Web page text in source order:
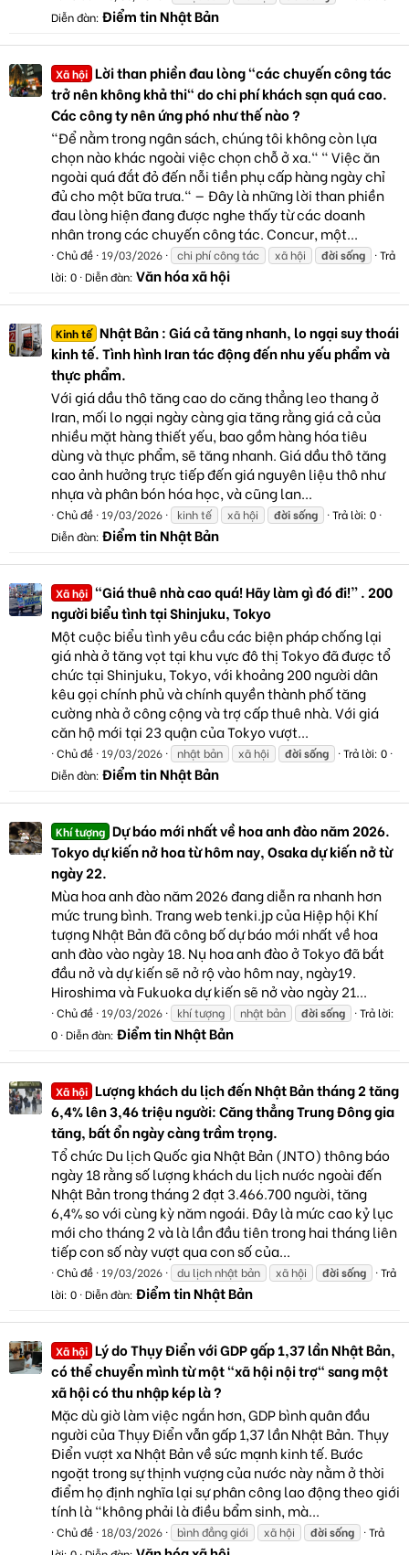
Diễn đàn: Điểm tin Nhật Bản
Xã hội Lời than phiền đau lòng "các chuyến công tác
trở nên không khả thi" do chi phí khách sạn quá cao.
Các công ty nên ứng phó như thế nào ?
"Để nằm trong ngân sách, chúng tôi không còn lựa
chọn nào khác ngoài việc chọn chỗ ở xa." " Việc ăn
ngoài quá đắt đỏ đến nỗi tiền phụ cấp hàng ngày chỉ
đủ cho một bữa trưa." — Đây là những lời than phiền
đau lòng hiện đang được nghe thấy từ các doanh
nhân trong các chuyến công tác. Concur, một...
Chủ đề 19/03/2026 chi phí công tác xã hội đờisống
Trả
lời: 0 Diễn đàn: Văn hóa xã hội
Kinh tế Nhật Bản : Giá cả tăng nhanh, lo ngại suy thoái
kinh tế. Tình hình Iran tác động đến nhu yếu phẩm và
thực phẩm.
Với giá dầu thô tăng cao do căng thẳng leo thang ở
Iran, mối lo ngại ngày càng gia tăng rằng giá cả của
nhiều mặt hàng thiết yếu, bao gồm hàng hóa tiêu
dùng và thực phẩm, sẽ tăng nhanh. Giá dầu thô tăng
cao ảnh hưởng trực tiếp đến giá nguyên liệu thô như
nhựa và phân bón hóa học, và cũng lan...
Chủ đề 19/03/2026 kinh tế xã hội đờisống
Trả lời: 0
Diễn đàn: Điểm tin Nhật Bản
Xã hội “Giá thuê nhà cao quá! Hãy làm gì đó đi!” . 200
người biểu tình tại Shinjuku, Tokyo
Một cuộc biểu tình yêu cầu các biện pháp chống lại
giá nhà ở tăng vọt tại khu vực đô thị Tokyo đã được tổ
chức tại Shinjuku, Tokyo, với khoảng 200 người dân
kêu gọi chính phủ và chính quyền thành phố tăng
cường nhà ở công cộng và trợ cấp thuê nhà. Với giá
căn hộ mới tại 23 quận của Tokyo vượt...
Chủ đề 19/03/2026 nhật bản xã hội đờisống
Trả lời: 0
Diễn đàn: Điểm tin Nhật Bản
Khí tượng Dự báo mới nhất về hoa anh đào năm 2026.
Tokyo dự kiến nở hoa từ hôm nay, Osaka dự kiến nở từ
ngày 22.
Mùa hoa anh đào năm 2026 đang diễn ra nhanh hơn
mức trung bình. Trang web tenki.jp của Hiệp hội Khí
tượng Nhật Bản đã công bố dự báo mới nhất về hoa
anh đào vào ngày 18. Nụ hoa anh đào ở Tokyo đã bắt
đầu nở và dự kiến sẽ nở rộ vào hôm nay, ngày19.
Hiroshima và Fukuoka dự kiến sẽ nở vào ngày 21...
Chủ đề 19/03/2026 khí tượng nhật bản đờisống
Trả lời:
0 Diễn đàn: Điểm tin Nhật Bản
Xã hội Lượng khách du lịch đến Nhật Bản tháng 2 tăng
6,4% lên 3,46 triệu người: Căng thẳng Trung Đông gia
tăng, bất ổn ngày càng trầm trọng.
Tổ chức Du lịch Quốc gia Nhật Bản (JNTO) thông báo
ngày 18 rằng số lượng khách du lịch nước ngoài đến
Nhật Bản trong tháng 2 đạt 3.466.700 người, tăng
6,4% so với cùng kỳ năm ngoái. Đây là mức cao kỷ lục
mới cho tháng 2 và là lần đầu tiên trong hai tháng liên
tiếp con số này vượt qua con số của...
Chủ đề 19/03/2026 du lịch nhật bản xã hội đờisống
Trả
lời: 0 Diễn đàn: Điểm tin Nhật Bản
Xã hội Lý do Thụy Điển với GDP gấp 1,37 lần Nhật Bản,
có thể chuyển mình từ một "xã hội nội trợ" sang một
xã hội có thu nhập kép là ?
Mặc dù giờ làm việc ngắn hơn, GDP bình quân đầu
người của Thụy Điển vẫn gấp 1,37 lần Nhật Bản. Thụy
Điển vượt xa Nhật Bản về sức mạnh kinh tế. Bước
ngoặt trong sự thịnh vượng của nước này nằm ở thời
điểm họ định nghĩa lại sự phân công lao động theo giới
tính là "không phải là điều bẩm sinh, mà...
Chủ đề 18/03/2026 bình đẳng giới xã hội đờisống
Trả